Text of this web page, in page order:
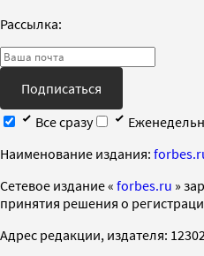
Рассылка:
Подписаться
Все сразу
Наименование издания:
Cетевое издание « forbes.ru »
принятия решения о
Адрес редакции, издателя: